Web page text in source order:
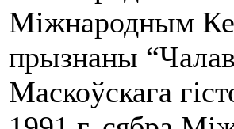
Міжнародным
прызнаны
Маскоўскага